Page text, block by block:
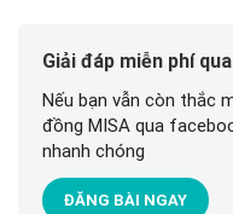
Giải đáp miễn phí
Nếu bạn vẫn còn thắc
đồng MISA qua
nhanh chóng
ĐĂNG BÀI NGAY